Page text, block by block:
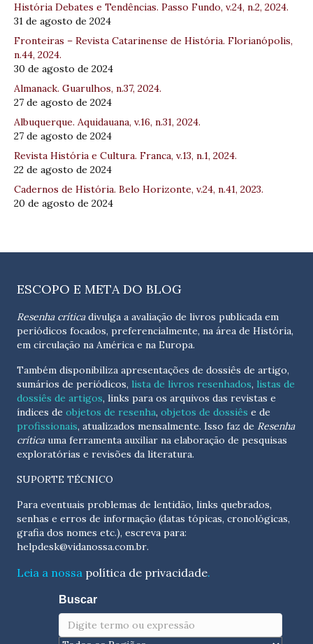
História Debates e Tendências. Passo Fundo, v.24, n.2, 2024.
31 de agosto de 2024
Fronteiras – Revista Catarinense de História. Florianópolis,
n.44, 2024.
30 de agosto de 2024
Almanack. Guarulhos, n.37, 2024.
27 de agosto de 2024
Albuquerque. Aquidauana, v.16, n.31, 2024.
27 de agosto de 2024
Revista História e Cultura. Franca, v.13, n.1, 2024.
22 de agosto de 2024
Cadernos de História. Belo Horizonte, v.24, n.41, 2023.
20 de agosto de 2024
ESCOPO E META DO BLOG
Resenha críticadivulga a avaliação de livros publicada em
periódicos focados, preferencialmente, na área de História,
em circulação na América e na Europa.
Também disponibiliza apresentações de dossiês de artigo,
sumários de periódicos, lista de livros resenhados, listas de
dossiês de artigos, links para os arquivos das revistas e
índices de objetos de resenha, objetos de dossiês e de
profissionais, atualizados mensalmente. Isso faz de Resenha
críticauma ferramenta auxiliar na elaboração de pesquisas
exploratórias e revisões da literatura.
SUPORTE TÉCNICO
Para eventuais problemas de lentidão, links quebrados,
senhas e erros de informação (datas tópicas, cronológicas,
helpdesk@vidanossa.com.br.
Leia a nossa política de privacidade.
Buscar